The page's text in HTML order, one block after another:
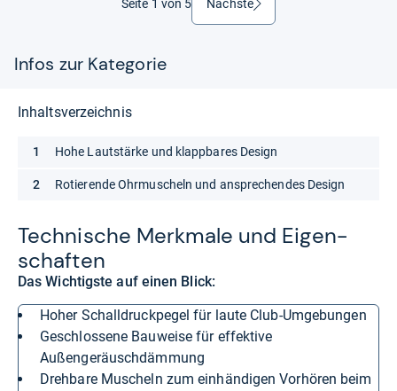
Seite 1 von 5 Nächsteweiter
Infos zur Kategorie
Tech­ni­sche Merk­male und Eigen­
schaf­ten
Das Wichtigste auf einen Blick:
Hoher Schalldruckpegel für laute Club-Umgebungen
Geschlossene Bauweise für effektive
Außengeräuschdämmung
Drehbare Muscheln zum einhändigen Vorhören beim
Inhaltsverzeichnis
Hohe Lautstärke und klappbares Design
Rotierende Ohrmuscheln und ansprechendes Design